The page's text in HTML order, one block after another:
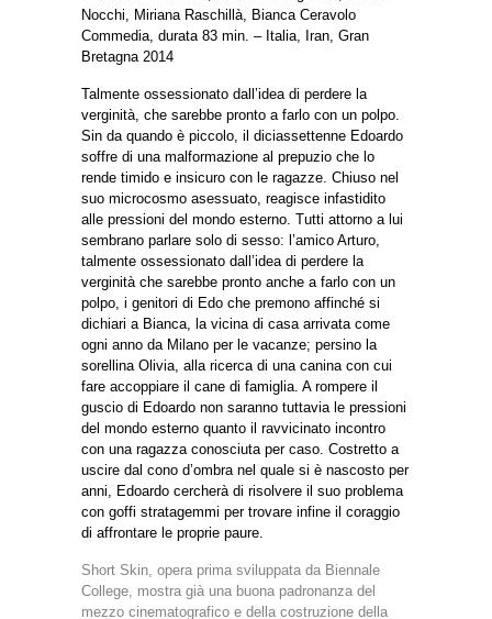
Nocchi, Miriana Raschillà, Bianca Ceravolo
Commedia, durata 83 min. – Italia, Iran, Gran
Bretagna 2014
Talmente ossessionato dall’idea di perdere la
verginità, che sarebbe pronto a farlo con un polpo.
Sin da quando è piccolo, il diciassettenne Edoardo
soffre di una malformazione al prepuzio che lo
rende timido e insicuro con le ragazze. Chiuso nel
suo microcosmo asessuato, reagisce infastidito
alle pressioni del mondo esterno. Tutti attorno a lui
sembrano parlare solo di sesso: l’amico Arturo,
talmente ossessionato dall’idea di perdere la
verginità che sarebbe pronto anche a farlo con un
polpo, i genitori di Edo che premono affinché si
dichiari a Bianca, la vicina di casa arrivata come
ogni anno da Milano per le vacanze; persino la
sorellina Olivia, alla ricerca di una canina con cui
fare accoppiare il cane di famiglia. A rompere il
guscio di Edoardo non saranno tuttavia le pressioni
del mondo esterno quanto il ravvicinato incontro
con una ragazza conosciuta per caso. Costretto a
uscire dal cono d’ombra nel quale si è nascosto per
anni, Edoardo cercherà di risolvere il suo problema
con goffi stratagemmi per trovare infine il coraggio
di affrontare le proprie paure.
Short Skin, opera prima sviluppata da Biennale
College, mostra già una buona padronanza del
mezzo cinematografico e della costruzione della